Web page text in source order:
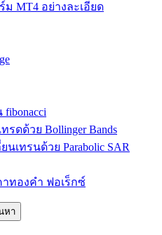
MT4 อย่างละเอียด
ดด้วย Bollinger Bands
เทรนด้วย Parabolic SAR
ทองคำ ฟอเร็กซ์